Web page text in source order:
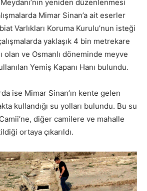
yeniden düzenlenmesi
Mimar Sinan’a ait eserler
Varlıkları Koruma Kurulu’nun isteği
yaklaşık 4 bin metrekare
olan ve Osmanlı döneminde meyve
Yemiş Kapanı Hanı bulundu.
ise Mimar Sinan’ın kente gelen
kullandığı su yolları bulundu. Bu su
diğer camilere ve mahalle
ortaya çıkarıldı.